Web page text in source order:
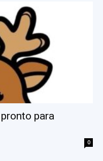
para
0